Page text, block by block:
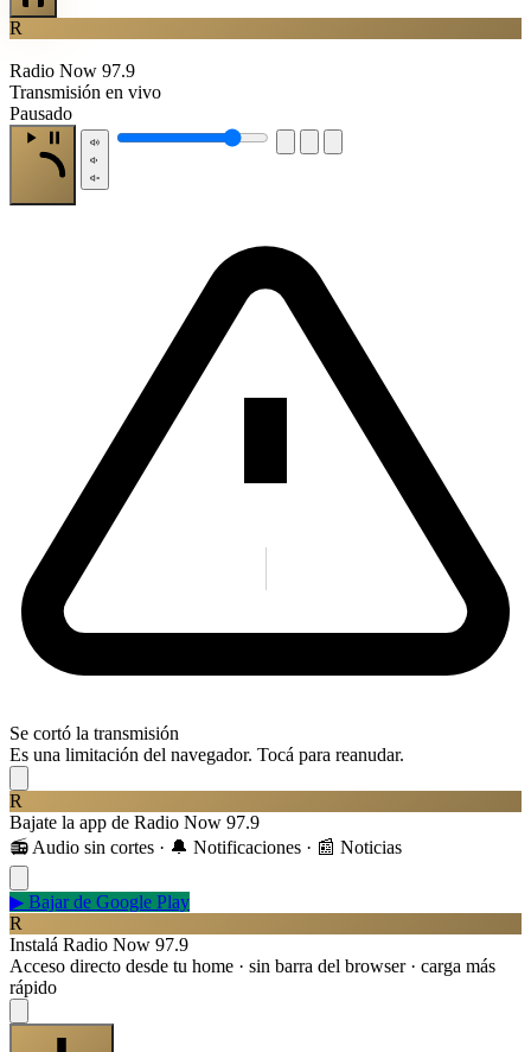
R
Radio Now 97.9
Transmisión en vivo
Pausado
Se cortó la transmisión
Es una limitación del navegador. Tocá para reanudar.
R
Bajate la app de Radio Now 97.9
📻 Audio sin cortes · 🔔 Notificaciones · 📰 Noticias
▶ Bajar de Google Play
R
Instalá Radio Now 97.9
Acceso directo desde tu home · sin barra del browser · carga más
rápido